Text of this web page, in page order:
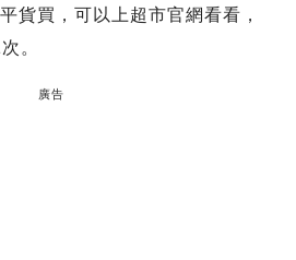
貨買，可以上超市官網看看，
。
廣告